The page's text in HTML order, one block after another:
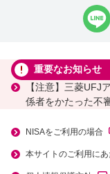
重要なお知らせ
【注意】三菱UFJ
係者をかたった不
NISAをご利用の場合
本サイトのご利用にあ